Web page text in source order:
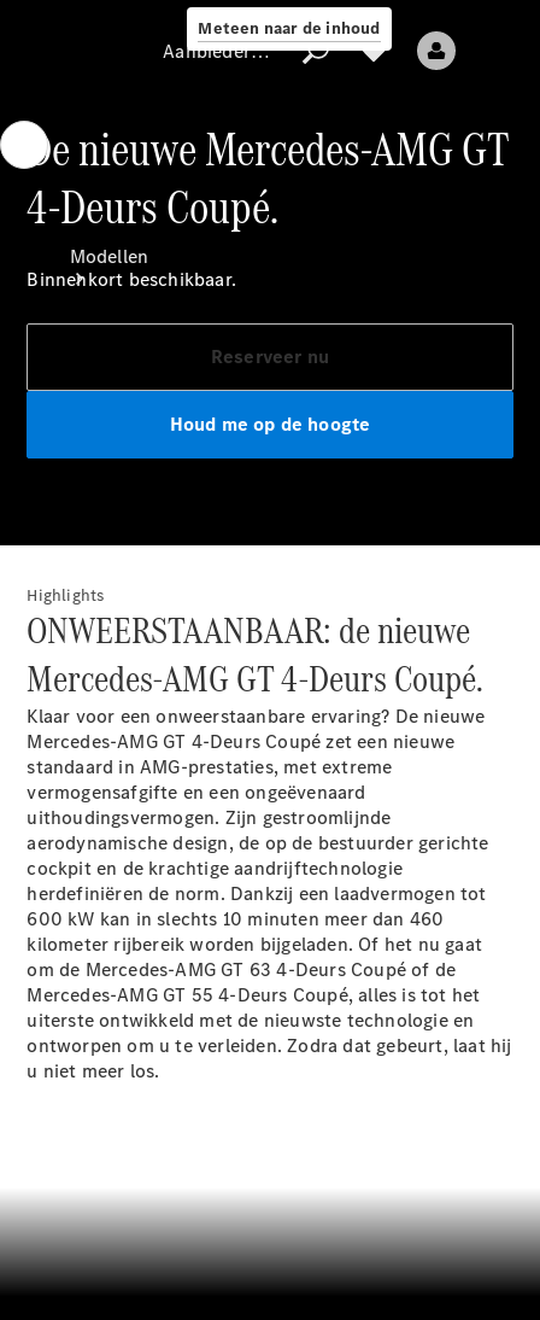
Meteen naar de inhoud
Aanbieder /
Gegevensbescherming
Modellen
Elektrische modellen
Limousine
Alle
Limousine
CLA
CLA
C-Klasse
Limousine
C-Klasse
Limousine
Elektrisch
EQE
Limousine
Elektrisch
EQS
Limousine
Lang
Mercedes-
Maybach S-
Klasse
Aanbieder / Gegevensbescherming
De nieuwe Mercedes-AMG GT
4-Deurs Coupé.
Binnenkort beschikbaar.
Reserveer nu
Houd me op de hoogte
Highlights
ONWEERSTAANBAAR: de nieuwe
Mercedes-AMG GT 4-Deurs Coupé.
Klaar voor een onweerstaanbare ervaring? De nieuwe
Mercedes-AMG GT 4-Deurs Coupé zet een nieuwe
standaard in AMG-prestaties, met extreme
vermogensafgifte en een ongeëvenaard
uithoudingsvermogen. Zijn gestroomlijnde
aerodynamische design, de op de bestuurder gerichte
cockpit en de krachtige aandrijftechnologie
herdefiniëren de norm. Dankzij een laadvermogen tot
600 kW kan in slechts 10 minuten meer dan 460
kilometer rijbereik worden bijgeladen. Of het nu gaat
om de Mercedes-AMG GT 63 4-Deurs Coupé of de
Mercedes-AMG GT 55 4-Deurs Coupé, alles is tot het
uiterste ontwikkeld met de nieuwste technologie en
ontworpen om u te verleiden. Zodra dat gebeurt, laat hij
u niet meer los.